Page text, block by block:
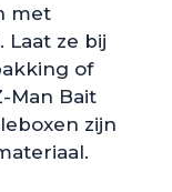
met
ze bij
of
Man Bait
zijn